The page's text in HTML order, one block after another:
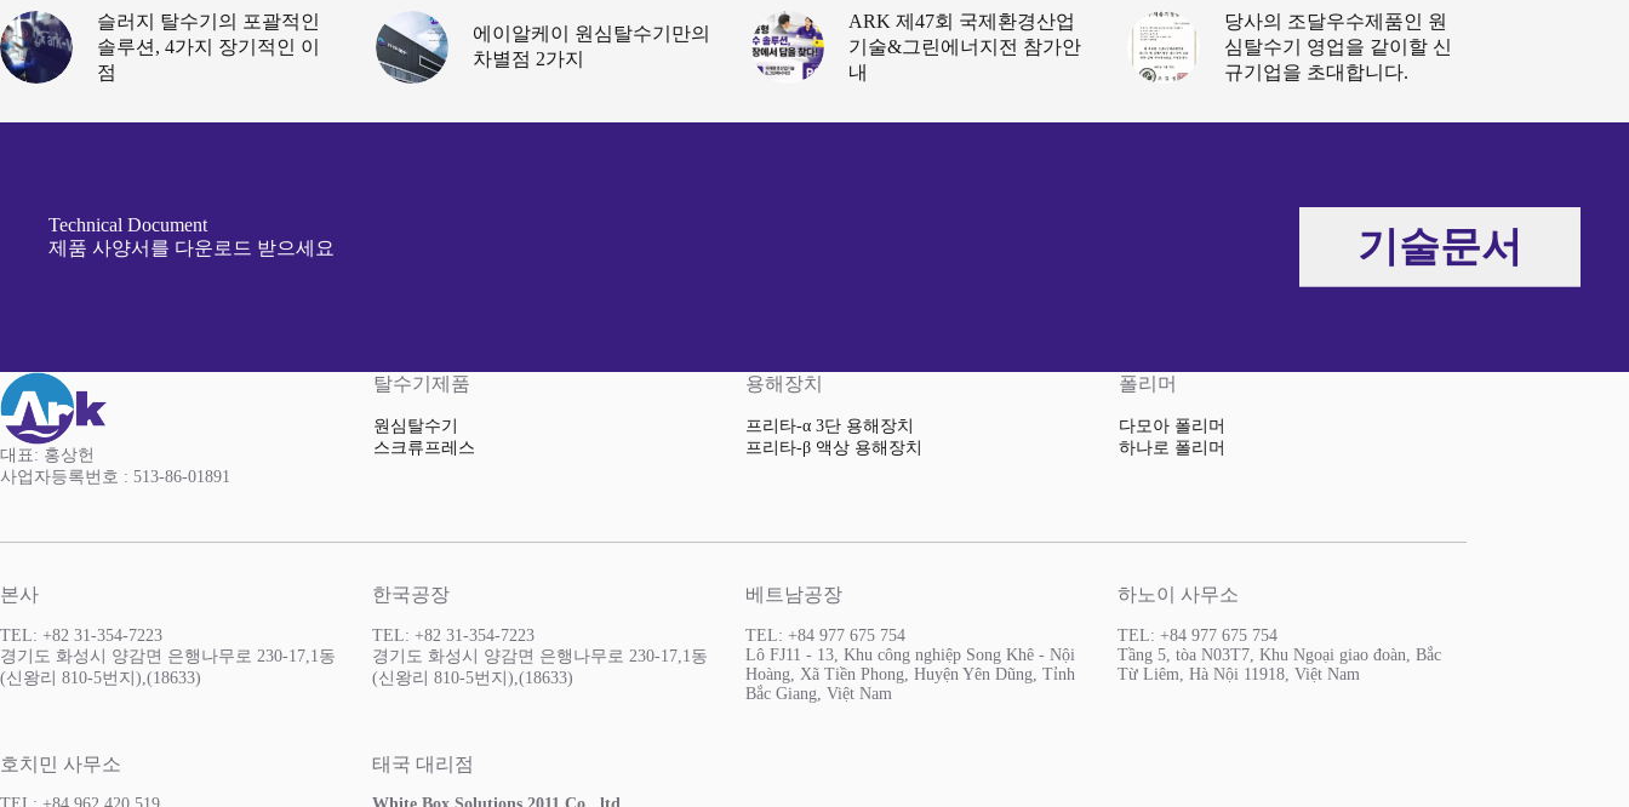
슬러지 탈수기의 포괄적인
솔루션, 4가지 장기적인 이
점
에이알케이 원심탈수기만의
차별점 2가지
ARK 제47회 국제환경산업
기술&그린에너지전 참가안
내
당사의 조달우수제품인 원
심탈수기 영업을 같이할 신
규기업을 초대합니다.
Technical Document
제품 사양서를 다운로드 받으세요
기술문서
대표: 홍상헌
사업자등록번호 : 513-86-01891
탈수기제품
원심탈수기
스크류프레스
용해장치
프리타-α 3단 용해장치
프리타-β 액상 용해장치
폴리머
다모아 폴리머
하나로 폴리머
본사
TEL: +82 31-354-7223
경기도 화성시 양감면 은행나무로 230-17,1동
(신왕리 810-5번지),(18633)
한국공장
TEL: +82 31-354-7223
경기도 화성시 양감면 은행나무로 230-17,1동
(신왕리 810-5번지),(18633)
베트남공장
TEL: +84 977 675 754
Lô FJ11 - 13, Khu công nghiệp Song Khê - Nội
Hoàng, Xã Tiền Phong, Huyện Yên Dũng, Tỉnh
Bắc Giang, Việt Nam
하노이 사무소
TEL: +84 977 675 754
Tầng 5, tòa N03T7, Khu Ngoại giao đoàn, Bắc
Từ Liêm, Hà Nội 11918, Việt Nam
호치민 사무소 태국 대리점